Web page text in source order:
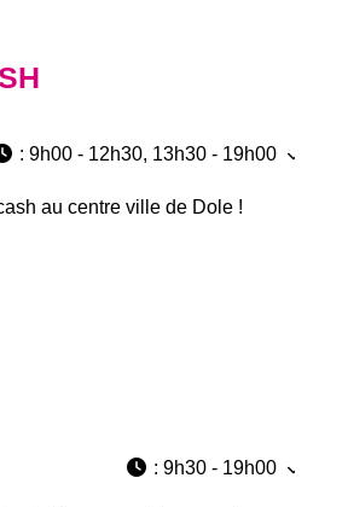
: 9h00 - 12h30, 13h30 - 19h00
au centre ville de Dole !
: 9h30 - 19h00